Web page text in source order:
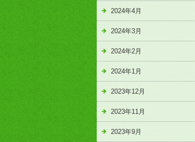
2024年4月
2024年3月
2024年2月
2024年1月
2023年12月
2023年11月
2023年9月